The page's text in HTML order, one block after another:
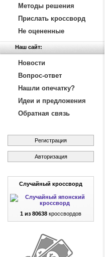
Методы решения
Прислать кроссворд
Не оцененные
Наш сайт:
Новости
Вопрос-ответ
Нашли опечатку?
Идеи и предложения
Обратная связь
Регистрация
Авторизация
Случайный кроссворд
1 из 80638 кроссвордов